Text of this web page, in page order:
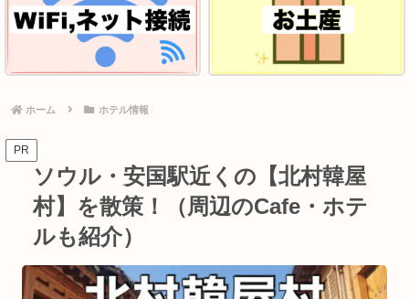
ホーム ホテル情報
PR
ソウル・安国駅近くの【北村韓屋
村】を散策！（周辺のCafe・ホテ
ルも紹介）